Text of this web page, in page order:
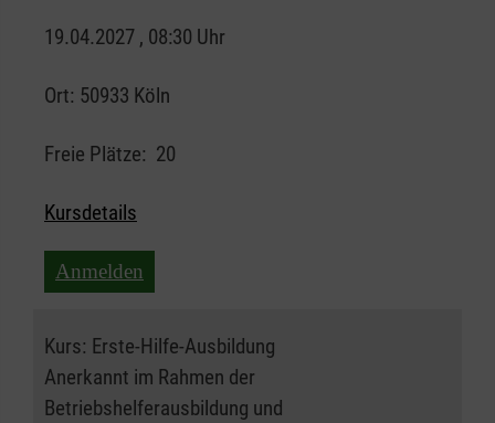
19.04.2027 , 08:30 Uhr
Ort: 50933 Köln
Freie Plätze: 20
Kursdetails
Anmelden
Kurs: Erste-Hilfe-Ausbildung
Anerkannt im Rahmen der
Betriebshelferausbildung und